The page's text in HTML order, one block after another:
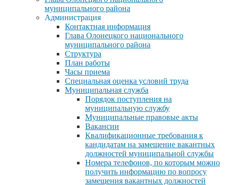
муниципального района
Администрация
Контактная информация
Глава Олонецкого национального
муниципального района
Структура
План работы
Часы приема
Специальная оценка условий труда
Муниципальная служба
Порядок поступления на
муниципальную службу
Муниципальные правовые акты
Вакансии
Квалификационные требования к
кандидатам на замещение вакантных
должностей муниципальной службы
Номера телефонов, по которым можно
получить информацию по вопросу
замещения вакантных должностей